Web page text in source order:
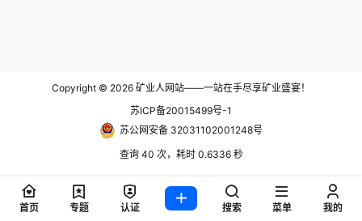
Copyright © 2026 矿业人网站——一站在手尽享矿业盛宴！
苏ICP备20015499号-1
苏公网安备 32031102001248号
查询 40 次，耗时 0.6336 秒
首页 专题 认证 搜索 菜单 我的